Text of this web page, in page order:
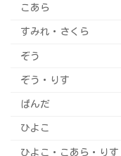
こあら
すみれ・さくら
ぞう
ぞう・りす
ぱんだ
ひよこ
ひよこ・こあら・りす